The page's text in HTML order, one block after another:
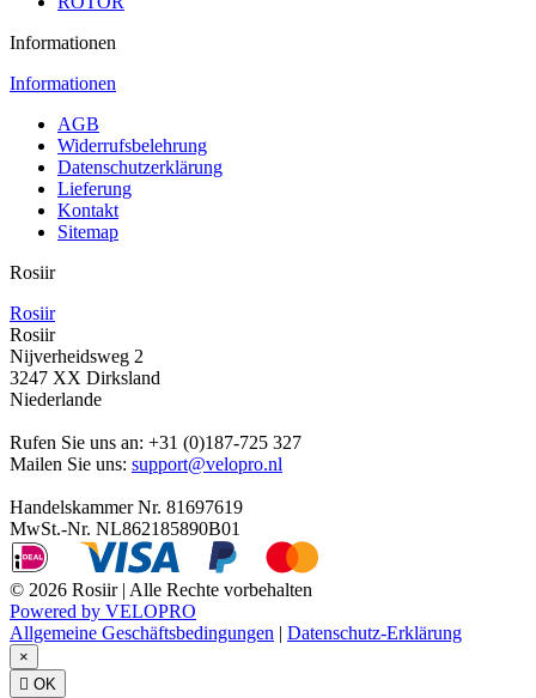
Informationen
Informationen
AGB
Widerrufsbelehrung
Datenschutzerklärung
Lieferung
Kontakt
Sitemap
Rosiir
Rosiir
Rosiir
Nijverheidsweg 2
3247 XX Dirksland
Niederlande
Rufen Sie uns an: +31 (0)187-725 327
Mailen Sie uns: support@velopro.nl
Handelskammer Nr. 81697619
MwSt.-Nr. NL862185890B01
© 2026 Rosiir | Alle Rechte vorbehalten
Powered by VELOPRO
Allgemeine Geschäftsbedingungen | Datenschutz-Erklärung
×
 OK